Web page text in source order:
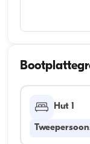
Hut 1